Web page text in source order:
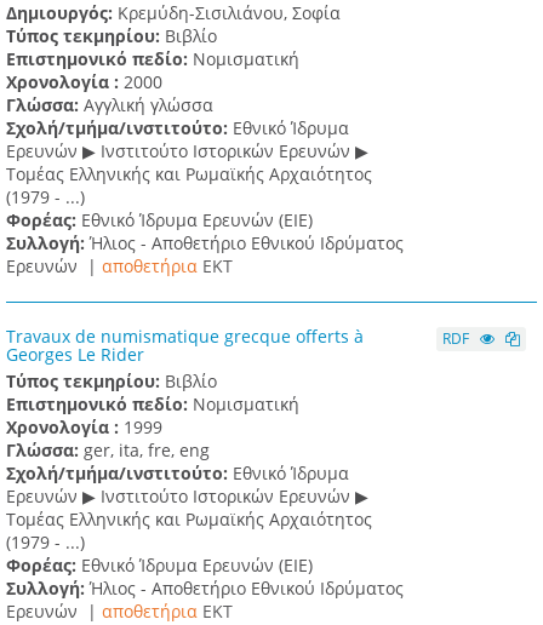
Δημιουργός: Κρεμύδη-Σισιλιάνου, Σοφία
Τύπος τεκμηρίου: Βιβλίο
Επιστημονικό πεδίο: Νομισματική
Χρονολογία : 2000
Γλώσσα: Αγγλική γλώσσα
Σχολή/τμήμα/ινστιτούτο: Εθνικό Ίδρυμα
Ερευνών ▶ Ινστιτούτο Ιστορικών Ερευνών ▶
Τομέας Ελληνικής και Ρωμαϊκής Αρχαιότητος
(1979 - ...)
Φορέας: Εθνικό Ίδρυμα Ερευνών (ΕΙΕ)
Συλλογή:Ήλιος - Αποθετήριο Εθνικού Ιδρύματος
Ερευνών | αποθετήρια EKT
Travaux de numismatique grecque offerts à
Georges Le Rider
Τύπος τεκμηρίου: Βιβλίο
Επιστημονικό πεδίο: Νομισματική
Χρονολογία : 1999
Γλώσσα: ger, ita, fre, eng
Σχολή/τμήμα/ινστιτούτο: Εθνικό Ίδρυμα
Ερευνών ▶ Ινστιτούτο Ιστορικών Ερευνών ▶
Τομέας Ελληνικής και Ρωμαϊκής Αρχαιότητος
(1979 - ...)
Φορέας: Εθνικό Ίδρυμα Ερευνών (ΕΙΕ)
Συλλογή:Ήλιος - Αποθετήριο Εθνικού Ιδρύματος
Ερευνών | αποθετήρια EKT
RDF